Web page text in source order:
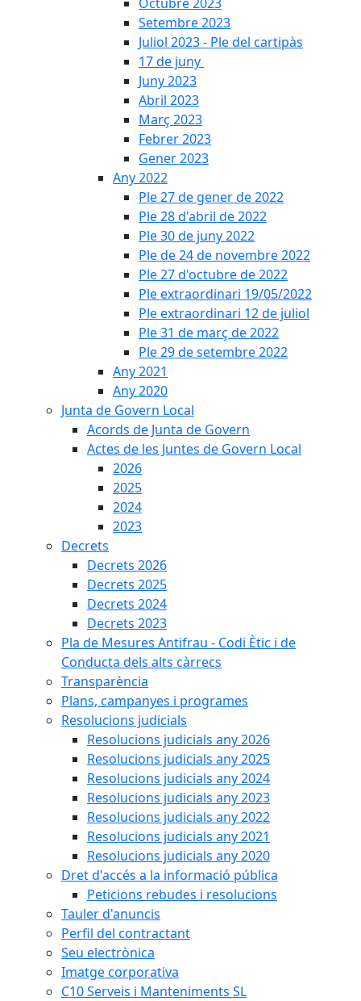
Setembre 2023
Juliol 2023 - Ple del cartipàs
17 de juny
Juny 2023
Abril 2023
Març 2023
Febrer 2023
Gener 2023
Any 2022
Ple 27 de gener de 2022
Ple 28 d'abril de 2022
Ple 30 de juny 2022
Ple de 24 de novembre 2022
Ple 27 d'octubre de 2022
Ple extraordinari 19/05/2022
Ple extraordinari 12 de juliol
Ple 31 de març de 2022
Ple 29 de setembre 2022
Any 2021
Any 2020
Junta de Govern Local
Acords de Junta de Govern
Actes de les Juntes de Govern Local
2026
2025
2024
2023
Decrets
Decrets 2026
Decrets 2025
Decrets 2024
Decrets 2023
Pla de Mesures Antifrau - Codi Ètic i de
Conducta dels alts càrrecs
Transparència
Plans, campanyes i programes
Resolucions judicials
Resolucions judicials any 2026
Resolucions judicials any 2025
Resolucions judicials any 2024
Resolucions judicials any 2023
Resolucions judicials any 2022
Resolucions judicials any 2021
Resolucions judicials any 2020
Dret d'accés a la informació pública
Peticions rebudes i resolucions
Tauler d'anuncis
Perfil del contractant
Seu electrònica
Imatge corporativa
C10 Serveis i Manteniments SL